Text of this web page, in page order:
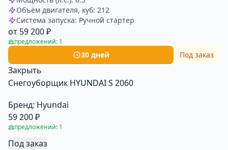
Объём двигателя, куб: 212
Система запуска: Ручной стартер
от 59 200 ₽
предложений: 1
30 дней Под заказ
Закрыть
Снегоуборщик HYUNDAI S 2060
Бренд: Hyundai
59 200 ₽
предложений: 1
Под заказ